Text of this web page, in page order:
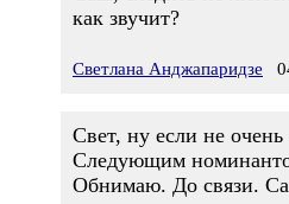
как звучит?
Светлана Анджапаридзе
Свет, ну если не
Следующим
Обнимаю. До связи.